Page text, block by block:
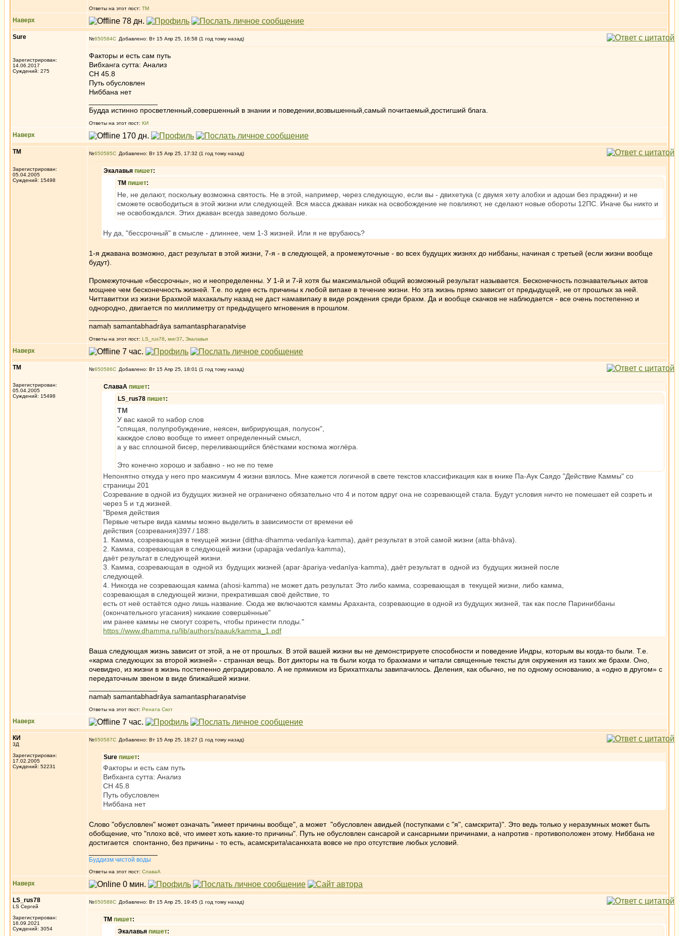
Ответы на этот пост: ТМ
Наверх
Sure
Зарегистрирован:
14.06.2017
Суждений: 275
№650584 Добавлено: Вт 15 Апр 25, 16:58 (1 год тому назад)
Факторы и есть сам путь
Вибханга сутта: Анализ
СН 45.8
Путь обусловлен
Ниббана нет
Будда истинно просветленный,совершенный в знании и поведении,возвышенный,самый почитаемый,достигший блага.
Ответы на этот пост: КИ
Наверх
ТМ
Зарегистрирован:
05.04.2005
Суждений: 15498
№650585 Добавлено: Вт 15 Апр 25, 17:32 (1 год тому назад)
Экалавья пишет:
ТМ пишет:
Не, не делают, поскольку возможна святость. Не в этой, например, через следующую, если вы - двихетука (с двумя хету алобхи и адоши без праджни) и не
сможете освободиться в этой жизни или следующей. Вся масса джаван никак на освобождение не повлияют, не сделают новые обороты 12ПС. Иначе бы никто и
не освобождался. Этих джаван всегда заведомо больше.
Ну да, "бессрочный" в смысле - длиннее, чем 1-3 жизней. Или я не врубаюсь?
1-я джавана возможно, даст результат в этой жизни, 7-я - в следующей, а промежуточные - во всех будущих жизнях до ниббаны, начиная с третьей (если жизни вообще
будут).
Промежуточные «бессрочны», но и неопределенны. У 1-й и 7-й хотя бы максимальной общий возможный результат называется. Бесконечность познавательных актов
мощнее чем бесконечность жизней. Т.е. по идее есть причины к любой випаке в течение жизни. Но эта жизнь прямо зависит от предыдущей, не от прошлых за ней.
Читтавиттхи из жизни Брахмой махакальпу назад не даст намавипаку в виде рождения среди брахм. Да и вообще скачков не наблюдается - все очень постепенно и
однородно, двигается по миллиметру от предыдущего мгновения в прошлом.
namaḥ samantabhadrāya samantaspharaṇatviṣe
Ответы на этот пост: LS_rus78 миг37 Экалавья
Наверх
ТМ
Зарегистрирован:
05.04.2005
Суждений: 15498
№650586 Добавлено: Вт 15 Апр 25, 18:01 (1 год тому назад)
СлаваА пишет:
LS_rus78 пишет:
ТМ
У вас какой то набор слов
"спящая, полупробуждение, неясен, вибрирующая, полусон",
какждое слово вообще то имеет определенный смысл,
а у вас сплошной бисер, переливающийся блёстками костюма жоглёра.
Это конечно хорошо и забавно - но не по теме
Непонятно откуда у него про максимум 4 жизни взялось. Мне кажется логичной в свете текстов классификация как в книке Па-Аук Саядо "Действие Каммы" со
страницы 201
Созревание в одной из будущих жизней не ограничено обязательно что 4 и потом вдруг она не созревающей стала. Будут условия ничто не помешает ей созреть и
через 5 и т.д жизней.
"Время действия
Первые четыре вида каммы можно выделить в зависимости от времени её
действия (созревания)397 / 188:
1. Камма, созревающая в текущей жизни (diṭṭha·dhamma·vedanῑya·kamma), даёт результат в этой самой жизни (atta·bhāva).
2. Камма, созревающая в следующей жизни (upapajja·vedanῑya·kamma),
даёт результат в следующей жизни.
3. Камма, созревающая в одной из будущих жизней (apar·āpariya·vedanīya·kamma), даёт результат в одной из будущих жизней после
следующей.
4. Никогда не созревающая камма (ahosi·kamma) не может дать результат. Это либо камма, созревающая в текущей жизни, либо камма,
созревающая в следующей жизни, прекратившая своё действие, то
есть от неё остаётся одно лишь название. Сюда же включаются каммы Араханта, созревающие в одной из будущих жизней, так как после Париниббаны
(окончательного угасания) никакие совершённые"
им ранее каммы не смогут созреть, чтобы принести плоды."
https://www.dhamma.ru/lib/authors/paauk/kamma_1.pdf
Ваша следующая жизнь зависит от этой, а не от прошлых. В этой вашей жизни вы не демонстрируете способности и поведение Индры, которым вы когда-то были. Т.е.
«карма следующих за второй жизней» - странная вещь. Вот дикторы на тв были когда то брахмами и читали священные тексты для окружения из таких же брахм. Оно,
очевидно, из жизни в жизнь постепенно деградировало. А не прямиком из Брихатпхалы завипачилось. Деления, как обычно, не по одному основанию, а «одно в другом» с
передаточным звеном в виде ближайшей жизни.
namaḥ samantabhadrāya samantaspharaṇatviṣe
Ответы на этот пост: Рената Скот
Наверх
КИ
3Д
Зарегистрирован:
17.02.2005
Суждений: 52231
№650587 Добавлено: Вт 15 Апр 25, 18:27 (1 год тому назад)
Sure пишет:
Факторы и есть сам путь
Вибханга сутта: Анализ
СН 45.8
Путь обусловлен
Ниббана нет
Слово "обусловлен" может означать "имеет причины вообще", а может "обусловлен авидьей (поступками с "я", самскрита)". Это ведь только у неразумных может быть
обобщение, что "плохо всё, что имеет хоть какие-то причины". Путь не обусловлен сансарой и сансарными причинами, а напротив - противоположен этому. Ниббана не
достигается спонтанно, без причины - то есть, асамскрита\асанкхата вовсе не про отсутствие любых условий.
Буддизм чистой воды
Ответы на этот пост: СлаваА
Наверх
LS_rus78
LS Сергей
Зарегистрирован:
16.09.2021
Суждений: 3054
№650588 Добавлено: Вт 15 Апр 25, 19:45 (1 год тому назад)
ТМ пишет:
Экалавья пишет: